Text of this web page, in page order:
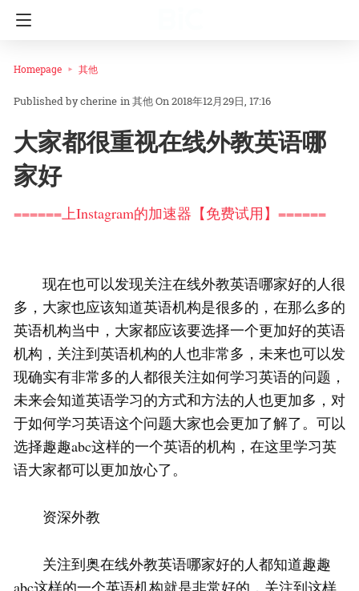
Homepage 其他
cherine in其他On 2018年12月29日, 17:16
大家都很重视在线外教英语哪
家好
======上Instagram的加速器【免费试用】======
现在也可以发现关注在线外教英语哪家好的人很
多，大家也应该知道英语机构是很多的，在那么多的
英语机构当中，大家都应该要选择一个更加好的英语
机构，关注到英语机构的人也非常多，未来也可以发
现确实有非常多的人都很关注如何学习英语的问题，
未来会知道英语学习的方式和方法的人也更加多，对
于如何学习英语这个问题大家也会更加了解了。可以
选择趣趣abc这样的一个英语的机构，在这里学习英
语大家都可以更加放心了。
资深外教
关注到奥在线外教英语哪家好的人都知道趣趣